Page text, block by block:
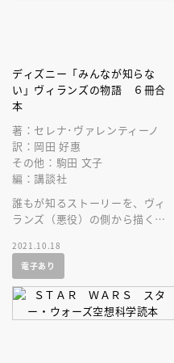
ディズニー「みんなが知らな
い」ヴィランズの物語 ６冊合
本
著：セレナ･ヴァレンティーノ
訳：岡田 好惠
その他：駒田 文子
編：講談社
誰もが知るストーリーを、ヴィ
ランズ（悪役）の側から描く、
2021.10.18
電子あり